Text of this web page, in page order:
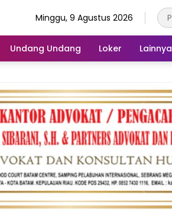
Minggu, 9 Agustus 2026
Undang Undang Loker Lainnya